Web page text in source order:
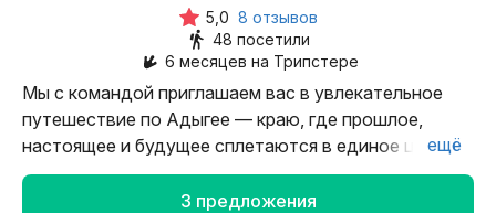
5,0 8 отзывов
48 посетили
6 месяцев на Трипстере
Мы с командой приглашаем вас в увлекательное
путешествие по Адыгее — краю, где прошлое,
настоящее и будущее сплетаются в единое целое.
На наших экскурсиях вы почувствуете свежесть
горного воздуха, увидите потрясающие пейзажи
ещё
3 предложения